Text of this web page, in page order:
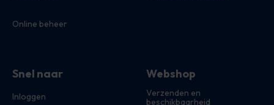
Online beheer
Snel naar
Inloggen
Webshop
Verzenden en
beschikbaarheid